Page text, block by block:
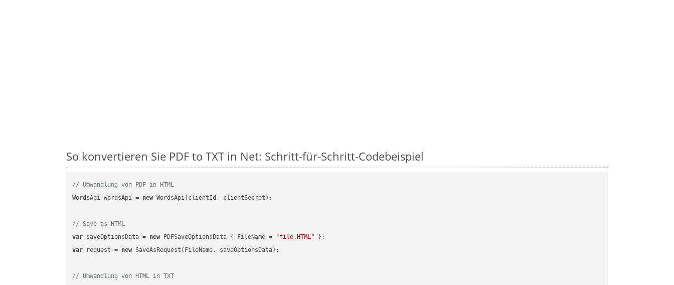
So konvertieren Sie PDF to TXT in Net: Schritt-für-Schritt-Codebeispiel
// Umwandlung von PDF in HTML
WordsApi wordsApi = new WordsApi(clientId, clientSecret);
// Save as HTML
var saveOptionsData = new PDFSaveOptionsData { FileName = "file.HTML"
var request = new SaveAsRequest(FileName, saveOptionsData);
// Umwandlung von HTML in TXT